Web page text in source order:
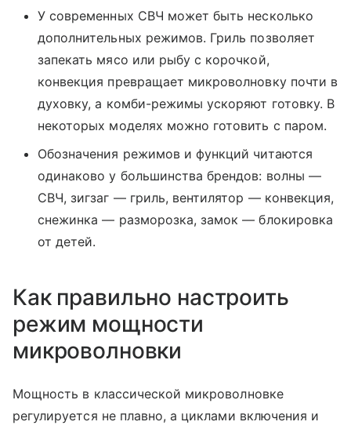
У современных СВЧ может быть несколько
дополнительных режимов. Гриль позволяет
запекать мясо или рыбу с корочкой,
конвекция превращает микроволновку почти в
духовку, а комби-режимы ускоряют готовку. В
некоторых моделях можно готовить с паром.
Обозначения режимов и функций читаются
одинаково у большинства брендов: волны —
СВЧ, зигзаг — гриль, вентилятор — конвекция,
снежинка — разморозка, замок — блокировка
от детей.
Как правильно настроить
режим мощности
микроволновки
Мощность в классической микроволновке
регулируется не плавно, а циклами включения и